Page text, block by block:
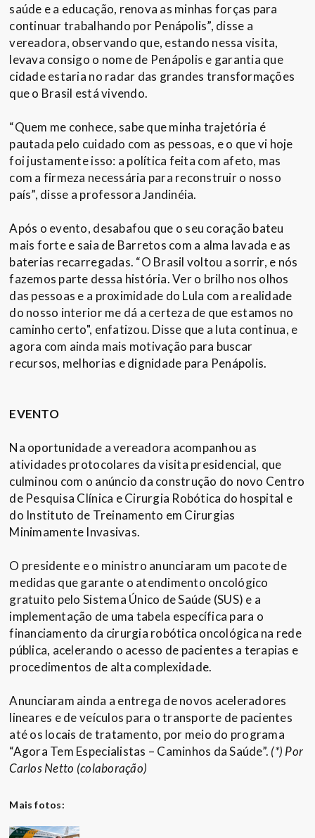
saúde e a educação, renova as minhas forças para
continuar trabalhando por Penápolis”, disse a
vereadora, observando que, estando nessa visita,
levava consigo o nome de Penápolis e garantia que
cidade estaria no radar das grandes transformações
que o Brasil está vivendo.
“Quem me conhece, sabe que minha trajetória é
pautada pelo cuidado com as pessoas, e o que vi hoje
foi justamente isso: a política feita com afeto, mas
com a firmeza necessária para reconstruir o nosso
país”, disse a professora Jandinéia.
Após o evento, desabafou que o seu coração bateu
mais forte e saia de Barretos com a alma lavada e as
baterias recarregadas. “O Brasil voltou a sorrir, e nós
fazemos parte dessa história. Ver o brilho nos olhos
das pessoas e a proximidade do Lula com a realidade
do nosso interior me dá a certeza de que estamos no
caminho certo", enfatizou. Disse que a luta continua, e
agora com ainda mais motivação para buscar
recursos, melhorias e dignidade para Penápolis.
EVENTO
Na oportunidade a vereadora acompanhou as
atividades protocolares da visita presidencial, que
culminou com o anúncio da construção do novo Centro
de Pesquisa Clínica e Cirurgia Robótica do hospital e
do Instituto de Treinamento em Cirurgias
Minimamente Invasivas.
O presidente e o ministro anunciaram um pacote de
medidas que garante o atendimento oncológico
gratuito pelo Sistema Único de Saúde (SUS) e a
implementação de uma tabela específica para o
financiamento da cirurgia robótica oncológica na rede
pública, acelerando o acesso de pacientes a terapias e
procedimentos de alta complexidade.
Anunciaram ainda a entrega de novos aceleradores
lineares e de veículos para o transporte de pacientes
até os locais de tratamento, por meio do programa
“Agora Tem Especialistas – Caminhos da Saúde”. (*) Por
Carlos Netto (colaboração)
Mais fotos: